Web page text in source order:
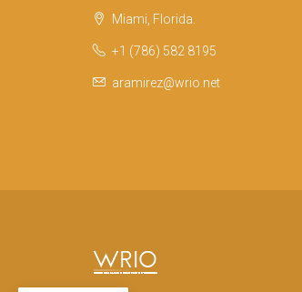
Miami, Florida.
+1 (786) 582 8195
aramirez@wrio.net